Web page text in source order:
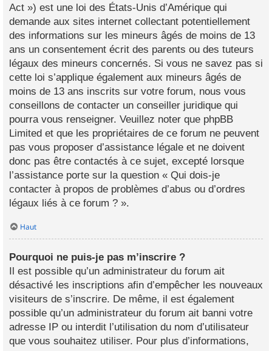
Act ») est une loi des États-Unis d’Amérique qui
demande aux sites internet collectant potentiellement
des informations sur les mineurs âgés de moins de 13
ans un consentement écrit des parents ou des tuteurs
légaux des mineurs concernés. Si vous ne savez pas si
cette loi s’applique également aux mineurs âgés de
moins de 13 ans inscrits sur votre forum, nous vous
conseillons de contacter un conseiller juridique qui
pourra vous renseigner. Veuillez noter que phpBB
Limited et que les propriétaires de ce forum ne peuvent
pas vous proposer d’assistance légale et ne doivent
donc pas être contactés à ce sujet, excepté lorsque
l’assistance porte sur la question « Qui dois-je
contacter à propos de problèmes d’abus ou d’ordres
légaux liés à ce forum ? ».
Haut
Pourquoi ne puis-je pas m’inscrire ?
Il est possible qu’un administrateur du forum ait
désactivé les inscriptions afin d’empêcher les nouveaux
visiteurs de s’inscrire. De même, il est également
possible qu’un administrateur du forum ait banni votre
adresse IP ou interdit l’utilisation du nom d’utilisateur
que vous souhaitez utiliser. Pour plus d’informations,